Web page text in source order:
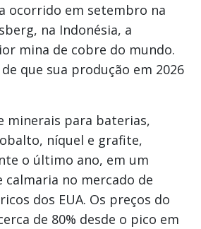
ocorrido em setembro na
na Indonésia, a
mina de cobre do mundo.
que sua produção em 2026
minerais para baterias,
níquel e grafite,
o último ano, em um
calmaria no mercado de
dos EUA. Os preços do
de 80% desde o pico em